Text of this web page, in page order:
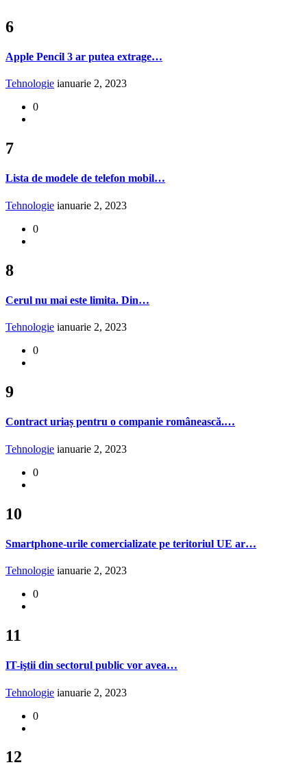
6
Apple Pencil 3 ar putea extrage…
Tehnologie ianuarie 2, 2023
0
7
Lista de modele de telefon mobil…
Tehnologie ianuarie 2, 2023
0
8
Cerul nu mai este limita. Din…
Tehnologie ianuarie 2, 2023
0
9
Contract uriaș pentru o companie românească.…
Tehnologie ianuarie 2, 2023
0
10
Smartphone-urile comercializate pe teritoriul UE ar…
Tehnologie ianuarie 2, 2023
0
11
IT-iştii din sectorul public vor avea…
Tehnologie ianuarie 2, 2023
0
12